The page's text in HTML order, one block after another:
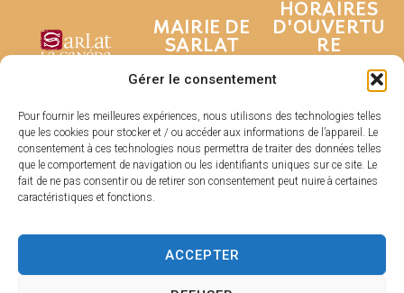
Gérer le consentement
Pour fournir les meilleures expériences, nous utilisons des technologies telles
que les cookies pour stocker et / ou accéder aux informations de l’appareil. Le
consentement à ces technologies nous permettra de traiter des données telles
que le comportement de navigation ou les identifiants uniques sur ce site. Le
fait de ne pas consentir ou de retirer son consentement peut nuire à certaines
caractéristiques et fonctions.
ACCEPTER
MAIRIE DE
SARLAT
Liberté
CS 80210
24200 Sarlat-La
Canéda
Contacter
HORAIRES
D'OUVERTU
RE
De 8h30 à 17h
Fermé le samedi
et dimanche